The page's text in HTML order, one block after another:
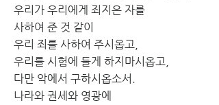
우리가 우리에게 죄지은 자를
사하여 준 것 같이
우리 죄를 사하여 주시옵고,
우리를 시험에 들게 하지마시옵고,
다만 악에서 구하시옵소서.
나라와 권세와 영광에